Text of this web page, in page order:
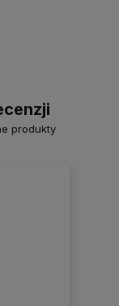
produkty